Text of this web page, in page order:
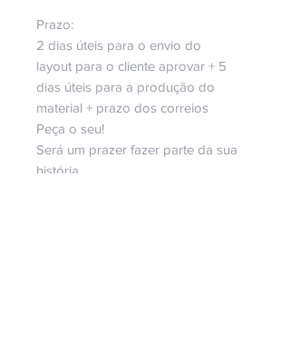
Prazo:
2 dias úteis para o envio do
layout para o cliente aprovar + 5
dias úteis para a produção do
material + prazo dos correios
Peça o seu!
Será um prazer fazer parte da sua
história